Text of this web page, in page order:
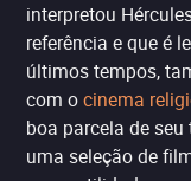
interpretou
referência e que é
últimos tempos,
com ocinema
boa parcela de
uma seleção de